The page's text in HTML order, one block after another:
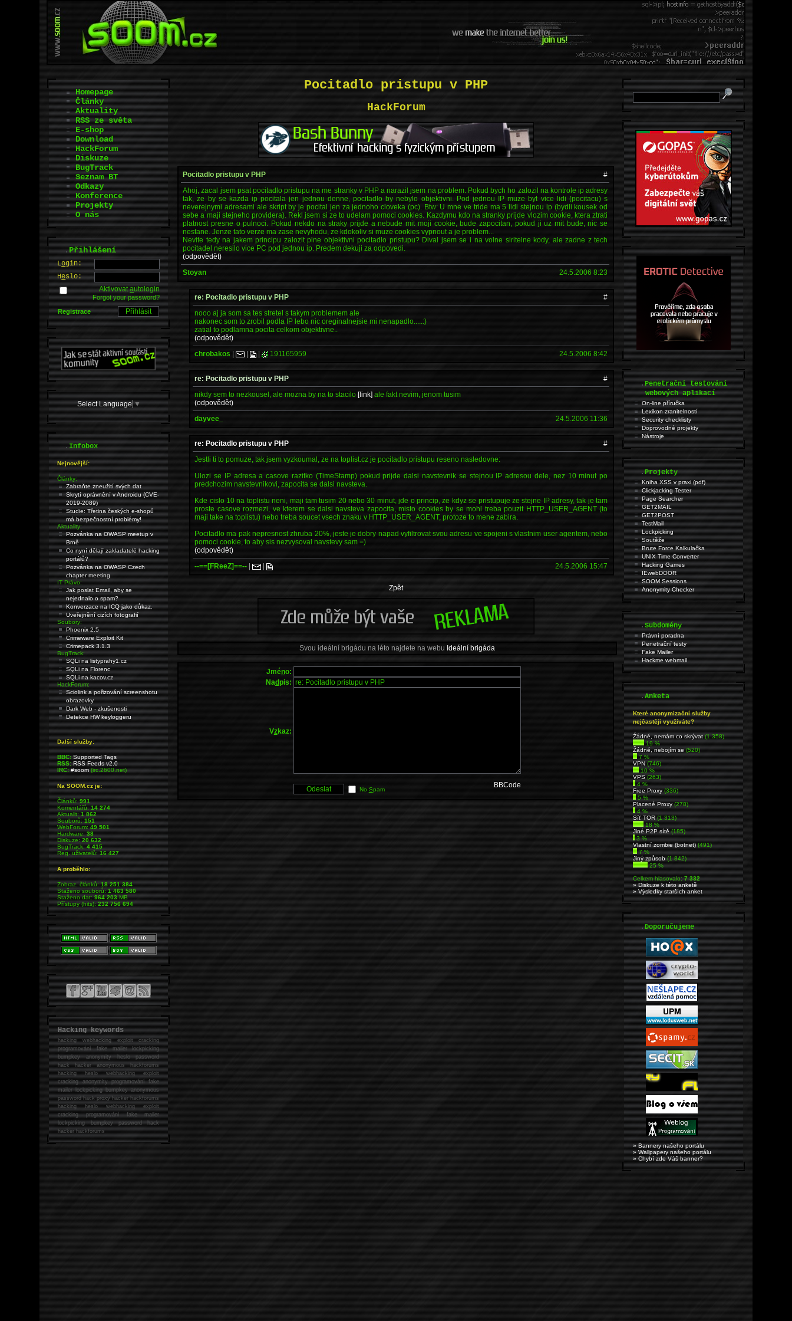
Pocitadlo pristupu v PHP
HackForum
Pocitadlo pristupu v PHP
#
Ahoj, zacal jsem psat pocitadlo pristupu na me stranky v PHP a narazil jsem na problem. Pokud bych ho zalozil na kontrole ip adresy
tak, ze by se kazda ip pocitala jen jednou denne, pocitadlo by nebylo objektivni. Pod jednou IP muze byt vice lidi (pocitacu) s
neverejnymi adresami ale skript by je pocital jen za jednoho cloveka (pc). Btw: U mne ve tride ma 5 lidi stejnou ip (bydli kousek od
sebe a maji stejneho providera). Rekl jsem si ze to udelam pomoci cookies. Kazdymu kdo na stranky prijde vlozim cookie, ktera ztrati
platnost presne o pulnoci. Pokud nekdo na straky prijde a nebude mit moji cookie, bude zapocitan, pokud ji uz mit bude, nic se
nestane. Jenze tato verze ma zase nevyhodu, ze kdokoliv si muze cookies vypnout a je problem...
Nevite tedy na jakem principu zalozit plne objektivni pocitadlo pristupu? Dival jsem se i na volne siritelne kody, ale zadne z tech
pocitadel neresilo vice PC pod jednou ip. Predem dekuji za odpovedi.
(odpovědět)
Stoyan
24.5.2006 8:23
re: Pocitadlo pristupu v PHP
#
nooo aj ja som sa tes stretel s takym problemem ale
nakonec som to zrobil podla IP lebo nic oreginalnejsie mi nenapadlo.....:)
zatial to podlamna pocita celkom objektivne..
(odpovědět)
chrobakos | | | 191165959 24.5.2006 8:42
re: Pocitadlo pristupu v PHP
#
nikdy sem to nezkousel, ale mozna by na to stacilo[link] ale fakt nevim, jenom tusim
(odpovědět)
dayvee_
24.5.2006 11:36
re: Pocitadlo pristupu v PHP
#
Jestli ti to pomuze, tak jsem vyzkoumal, ze na toplist.cz je pocitadlo pristupu reseno nasledovne:
Ulozi se IP adresa a casove razitko (TimeStamp) pokud prijde dalsi navstevnik se stejnou IP adresou dele, nez 10 minut po
predchozim navstevnikovi, zapocita se dalsi navsteva.
Kde cislo 10 na toplistu neni, maji tam tusim 20 nebo 30 minut, jde o princip, ze kdyz se pristupuje ze stejne IP adresy, tak je tam
proste casove rozmezi, ve kterem se dalsi navsteva zapocita, misto cookies by se mohl treba pouzit HTTP_USER_AGENT (to
maji take na toplistu) nebo treba soucet vsech znaku v HTTP_USER_AGENT, protoze to mene zabira.
Pocitadlo ma pak nepresnost zhruba 20%, jeste je dobry napad vyfiltrovat svou adresu ve spojeni s vlastnim user agentem, nebo
pomoci cookie, to aby sis nezvysoval navstevy sam =)
(odpovědět)
--==[FReeZ]==-- | | 24.5.2006 15:47
Zpět
Svou ideální brigádu na léto najdete na webu Ideální brigáda
Jméno:
Nadpis:
Vzkaz:
No Spam
BBCode
Homepage
Články
Aktuality
RSS ze světa
E-shop
Download
HackForum
Diskuze
BugTrack
Seznam BT
Odkazy
Konference
Projekty
O nás
.Přihlášení
Login:
Heslo:
Aktivovatautologin
Forgot your password?
Registrace
Select Language ▼
.Infobox
Nejnovější:
Články:
Zabraňte zneužití svých dat
Skrytí oprávnění v Androidu (CVE-
2019-2089)
Studie: Třetina českých e-shopů
má bezpečnostní problémy!
Aktuality:
Pozvánka na OWASP meetup v
Brně
Co nyní dělají zakladatelé hacking
portálů?
Pozvánka na OWASP Czech
chapter meeting
IT Právo:
Jak poslat Email, aby se
nejednalo o spam?
Konverzace na ICQ jako důkaz.
Uveřejnění cizích fotografií
Soubory:
Phoenix 2.5
Crimeware Exploit Kit
Crimepack 3.1.3
BugTrack:
SQLi na listyprahy1.cz
SQLi na Florenc
SQLi na kacov.cz
HackForum:
Sciolink a pořizování screenshotu
obrazovky
Dark Web - zkušenosti
Detekce HW keyloggeru
Další služby:
BBC: Supported Tags
RSS: RSS Feeds v2.0
IRC: #soom(irc.2600.net)
Na SOOM.cz je:
Článků:991
Komentářů:14 274
Aktualit:1 862
Souborů:151
WebForum:49 501
Hardware:38
Diskuze:20 632
BugTrack:4 415
Reg. uživatelů:16 427
A proběhlo:
Zobraz. článků:18 251 384
Staženo souborů:1 463 580
Staženo dat:964 203MB
Přístupy (hits):232 756 694
Hacking keywords
hackingwebhacking exploit cracking
programování fake mailer lockpicking
bumpkey anonymity heslo password
hackhacker anonymous hackforums
hackingheslo webhacking exploit
cracking anonymity programování fake
mailer lockpicking bumpkey anonymous
password hack proxy hacker hackforums
hacking heslo webhacking exploit
cracking programování fake mailer
lockpicking bumpkey password hack
hackerhackforums
.Penetrační testování
webových aplikací
On-line příručka
Lexikon zranitelností
Security checklisty
Doprovodné projekty
Nástroje
.Projekty
Kniha XSS v praxi (pdf)
Clickjacking Tester
Page Searcher
GET2MAIL
GET2POST
TestMail
Lockpicking
Soutěže
Brute Force Kalkulačka
UNIX Time Converter
Hacking Games
IEwebDOOR
SOOM Sessions
Anonymity Checker
.Subdomény
Právní poradna
Penetrační testy
Fake Mailer
Hackme webmail
.Anketa
Které anonymizační služby
nejčastěji využíváte?
Źádné, nemám co skrývat(1 358)
19 %
Žádné, nebojím se(520)
7 %
VPN(746)
10 %
VPS(263)
4 %
Free Proxy(336)
5 %
Placené Proxy(278)
4 %
Síť TOR(1 313)
18 %
Jiné P2P sítě(185)
3 %
Vlastní zombie (botnet)(491)
7 %
Jiný způsob(1 842)
25 %
Celkem hlasovalo:7 332
» Diskuze k této anketě
» Výsledky starších anket
.Doporučujeme
» Bannery našeho portálu
» Wallpapery našeho portálu
» Chybí zde Váš banner?